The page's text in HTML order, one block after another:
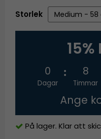
Storlek
15%
0
Dagar
8
Timmar
Ange
På lager. Klar att